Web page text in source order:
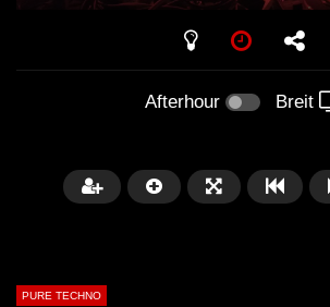
PLAY
Afterhour Breit
PURE TECHNO